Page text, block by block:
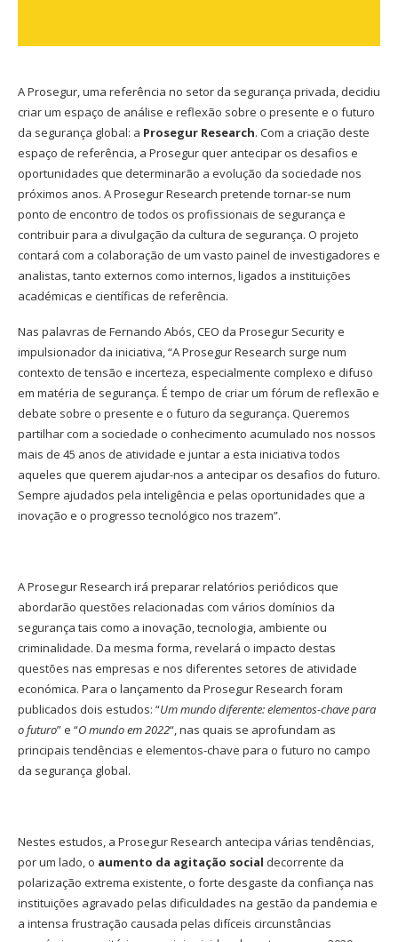
A Prosegur, uma referência no setor da segurança privada, decidiu
criar um espaço de análise e reflexão sobre o presente e o futuro
da segurança global: a Prosegur Research. Com a criação deste
espaço de referência, a Prosegur quer antecipar os desafios e
oportunidades que determinarão a evolução da sociedade nos
próximos anos. A Prosegur Research pretende tornar-se num
ponto de encontro de todos os profissionais de segurança e
contribuir para a divulgação da cultura de segurança. O projeto
contará com a colaboração de um vasto painel de investigadores e
analistas, tanto externos como internos, ligados a instituições
académicas e científicas de referência.
Nas palavras de Fernando Abós, CEO da Prosegur Security e
impulsionador da iniciativa, “A Prosegur Research surge num
contexto de tensão e incerteza, especialmente complexo e difuso
em matéria de segurança. É tempo de criar um fórum de reflexão e
debate sobre o presente e o futuro da segurança. Queremos
partilhar com a sociedade o conhecimento acumulado nos nossos
mais de 45 anos de atividade e juntar a esta iniciativa todos
aqueles que querem ajudar-nos a antecipar os desafios do futuro.
Sempre ajudados pela inteligência e pelas oportunidades que a
inovação e o progresso tecnológico nos trazem”.
A Prosegur Research irá preparar relatórios periódicos que
abordarão questões relacionadas com vários domínios da
segurança tais como a inovação, tecnologia, ambiente ou
criminalidade. Da mesma forma, revelará o impacto destas
questões nas empresas e nos diferentes setores de atividade
económica. Para o lançamento da Prosegur Research foram
publicados dois estudos: “Um mundo diferente: elementos-chave para
o futuro” e “O mundo em 2022“, nas quais se aprofundam as
principais tendências e elementos-chave para o futuro no campo
da segurança global.
Nestes estudos, a Prosegur Research antecipa várias tendências,
por um lado, o aumento da agitação social decorrente da
polarização extrema existente, o forte desgaste da confiança nas
instituições agravado pelas dificuldades na gestão da pandemia e
a intensa frustração causada pelas difíceis circunstâncias